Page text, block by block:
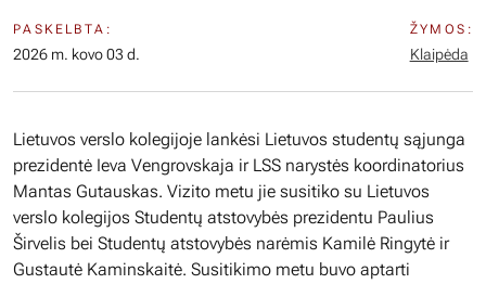
PASKELBTA:
2026 m. kovo 03 d.
ŽYMOS:
Klaipėda
Lietuvos verslo kolegijoje lankėsi Lietuvos studentų sąjunga
prezidentė Ieva Vengrovskaja ir LSS narystės koordinatorius
Mantas Gutauskas. Vizito metu jie susitiko su Lietuvos
verslo kolegijos Studentų atstovybės prezidentu Paulius
Širvelis bei Studentų atstovybės narėmis Kamilė Ringytė ir
Gustautė Kaminskaitė. Susitikimo metu buvo aptarti